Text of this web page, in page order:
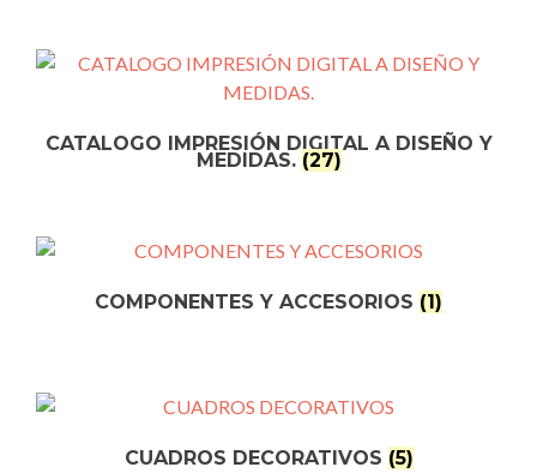
CATALOGO IMPRESIÓN DIGITAL A DISEÑO Y
MEDIDAS. (27)
COMPONENTES Y ACCESORIOS (1)
CUADROS DECORATIVOS (5)